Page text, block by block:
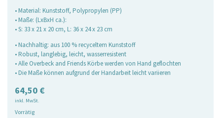
• Material: Kunststoff, Polypropylen (PP)
• Maße: (LxBxH ca.):
• S: 33 x 21 x 20 cm, L: 36 x 24 x 23 cm
• Nachhaltig: aus 100 % recyceltem Kunststoff
• Robust, langlebig, leicht, wasserresistent
• Alle Overbeck and Friends Körbe werden von Hand geflochten
• Die Maße können aufgrund der Handarbeit leicht variieren
64,50 €
inkl. MwSt.
Vorrätig